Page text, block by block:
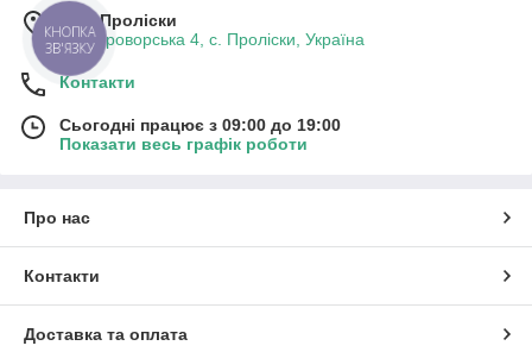
м. с. Проліски
вул. Броворська 4, с. Проліски, Україна
Контакти
Сьогодні працює з 09:00 до 19:00
Показати весь графік роботи
Про нас
Контакти
Доставка та оплата
КНОПКА
ЗВ'ЯЗКУ